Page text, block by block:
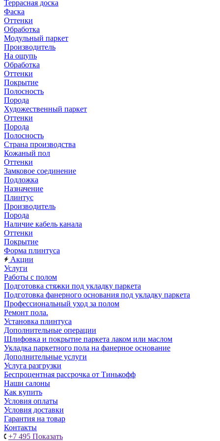
Террасная доска
Фаска
Оттенки
Обработка
Модульный паркет
Производитель
На ощупь
Обработка
Оттенки
Покрытие
Полосность
Порода
Художественный паркет
Оттенки
Порода
Полосность
Страна производства
Кожаный пол
Оттенки
Замковое соединение
Подложка
Назначение
Плинтус
Производитель
Порода
Наличие кабель канала
Оттенки
Покрытие
Форма плинтуса
Акции
Услуги
Работы с полом
Подготовка стяжки под укладку паркета
Подготовка фанерного основания под укладку паркета
Профессиональный уход за полом
Ремонт пола.
Установка плинтуса
Дополнительные операции
Шлифовка и покрытие паркета лаком или маслом
Укладка паркетного пола на фанерное основание
Дополнительные услуги
Услуга разгрузки
Беспроцентная рассрочка от Тинькофф
Наши салоны
Как купить
Условия оплаты
Условия доставки
Гарантия на товар
Контакты
+7 495 Показать